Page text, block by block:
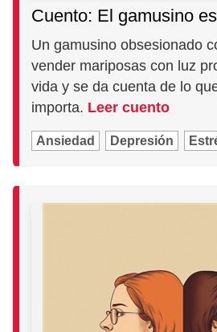
Cuento: El gamusino
Un gamusino obsesionado
vender mariposas con luz
vida y se da cuenta de lo
importa. Leer cuento
Ansiedad Depresión